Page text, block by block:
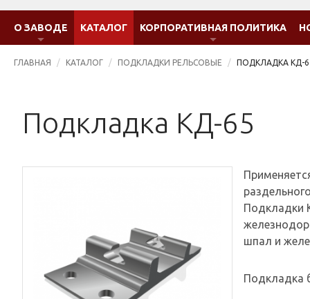
О ЗАВОДЕ КАТАЛОГ КОРПОРАТИВНАЯ ПОЛИТИКА
ГЛАВНАЯ КАТАЛОГ ПОДКЛАДКИ РЕЛЬСОВЫЕ ПОДКЛАДКА КД-
Подкладка КД-65
Подкладки
шпал и
Подкладка